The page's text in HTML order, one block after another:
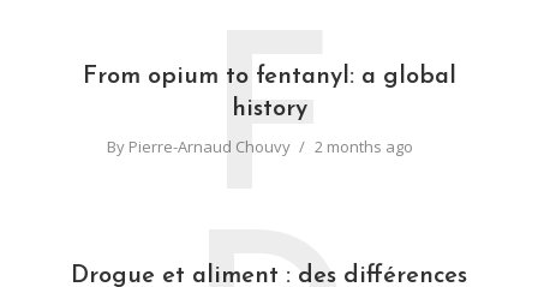
From opium to fentanyl: a global
history
By Pierre-Arnaud Chouvy 2 months ago
F
Drogue et aliment : des différences